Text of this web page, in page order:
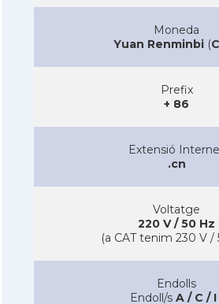
Moneda
Yuan Renminbi (
Prefix
+ 86
Extensió
.cn
Voltatge
220 V / 50 Hz
(a CAT tenim 230 V /
Endolls
Endoll/s A / C / I